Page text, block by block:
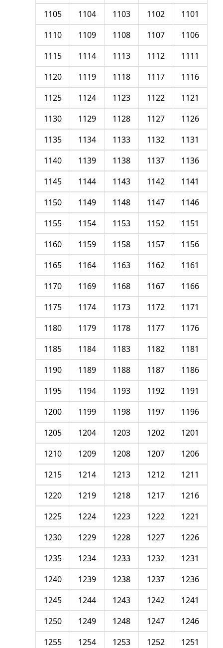
1101
1102
1103
1104
1105
1106
1107
1108
1109
1110
1111
1112
1113
1114
1115
1116
1117
1118
1119
1120
1121
1122
1123
1124
1125
1126
1127
1128
1129
1130
1131
1132
1133
1134
1135
1136
1137
1138
1139
1140
1141
1142
1143
1144
1145
1146
1147
1148
1149
1150
1151
1152
1153
1154
1155
1156
1157
1158
1159
1160
1161
1162
1163
1164
1165
1166
1167
1168
1169
1170
1171
1172
1173
1174
1175
1176
1177
1178
1179
1180
1181
1182
1183
1184
1185
1186
1187
1188
1189
1190
1191
1192
1193
1194
1195
1196
1197
1198
1199
1200
1201
1202
1203
1204
1205
1206
1207
1208
1209
1210
1211
1212
1213
1214
1215
1216
1217
1218
1219
1220
1221
1222
1223
1224
1225
1226
1227
1228
1229
1230
1231
1232
1233
1234
1235
1236
1237
1238
1239
1240
1241
1242
1243
1244
1245
1246
1247
1248
1249
1250
1251
1252
1253
1254
1255